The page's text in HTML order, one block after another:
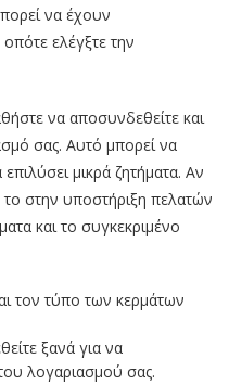
να έχουν
ελέγξτε την
να αποσυνδεθείτε και
σας. Αυτό μπορεί να
μικρά ζητήματα. Αν
στην υποστήριξη πελατών
και το συγκεκριμένο
τον τύπο των κερμάτων
ξανά για να
λογαριασμού σας.